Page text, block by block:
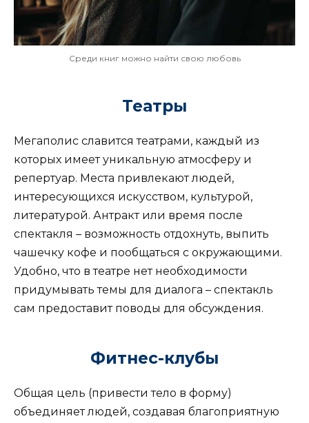
Среди книг можно найти свою любовь
Театры
Мегаполис славится театрами, каждый из
которых имеет уникальную атмосферу и
репертуар. Места привлекают людей,
интересующихся искусством, культурой,
литературой. Антракт или время после
спектакля – возможность отдохнуть, выпить
чашечку кофе и пообщаться с окружающими.
Удобно, что в театре нет необходимости
придумывать темы для диалога – спектакль
сам предоставит поводы для обсуждения.
Фитнес-клубы
Общая цель (привести тело в форму)
объединяет людей, создавая благоприятную